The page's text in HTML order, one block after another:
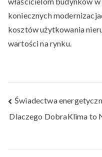
koniecznych
kosztów użytkowania
wartości na rynku.
Nawigacja
wpisu
Świadectwa
Dlaczego DobraKlima to